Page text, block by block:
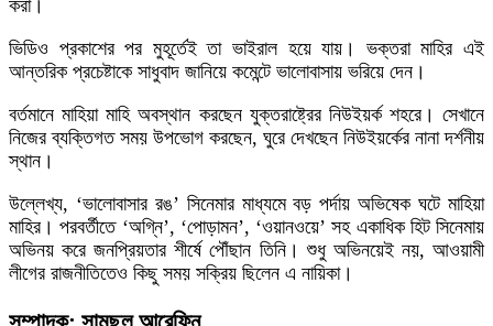
করা।
ভিডিও প্রকাশের পর মুহূর্তেই তা ভাইরাল হয়ে যায়। ভক্তরা মাহির এই
আন্তরিক প্রচেষ্টাকে সাধুবাদ জানিয়ে কমেন্টে ভালোবাসায় ভরিয়ে দেন।
বর্তমানে মাহিয়া মাহি অবস্থান করছেন যুক্তরাষ্ট্রের নিউইয়র্ক শহরে। সেখানে
নিজের ব্যক্তিগত সময় উপভোগ করছেন, ঘুরে দেখছেন নিউইয়র্কের নানা দর্শনীয়
স্থান।
উল্লেখ্য, ‘ভালোবাসার রঙ’ সিনেমার মাধ্যমে বড় পর্দায় অভিষেক ঘটে মাহিয়া
মাহির। পরবর্তীতে ‘অগ্নি’, ‘পোড়ামন’, ‘ওয়ানওয়ে’ সহ একাধিক হিট সিনেমায়
অভিনয় করে জনপ্রিয়তার শীর্ষে পৌঁছান তিনি। শুধু অভিনয়েই নয়, আওয়ামী
লীগের রাজনীতিতেও কিছু সময় সক্রিয় ছিলেন এ নায়িকা।